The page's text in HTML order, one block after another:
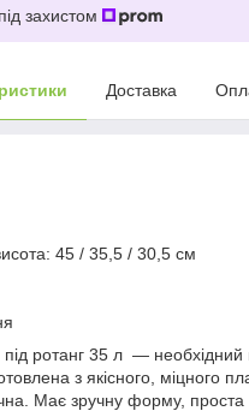
захистом
Доставка
45 / 35,5 / 30,5 см
під ротанг 35 л —
з якісного, міцного
Має зручну форму, проста